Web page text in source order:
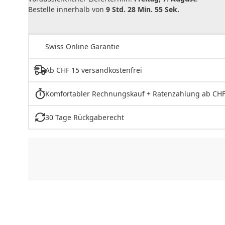
Bestelle innerhalb von 9 Std. 28 Min. 55 Sek.
Swiss Online Garantie
Ab CHF 15 versandkostenfrei
Komfortabler Rechnungskauf + Ratenzahlung ab
30 Tage Rückgaberecht